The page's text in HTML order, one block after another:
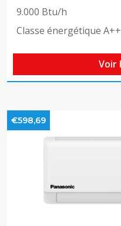
9.000 Btu/h
Classe énergétique
Voir
€598,69